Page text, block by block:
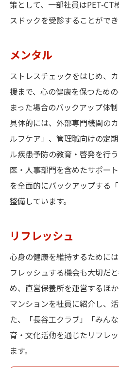
策として、一部社員はPET-CT
スドックを受診することができ
メンタル
ストレスチェックをはじめ、
援まで、心の健康を保つため
まった場合のバックアップ体制
具体的には、外部専門機関の
ルフケア」、管理職向けの定
ル疾患予防の教育・啓発を行
医・人事部門を含めたサポー
を全面的にバックアップする
整備しています。
リフレッシュ
心身の健康を維持するために
フレッシュする機会も大切だ
め、直営保養所を運営するほ
マンションを社員に紹介し、
た、「長谷工クラブ」「みん
育・文化活動を通じたリフレ
ます。